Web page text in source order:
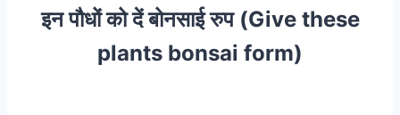
इन पौधों को दें बोनसाई रुप (Give these
plants bonsai form)